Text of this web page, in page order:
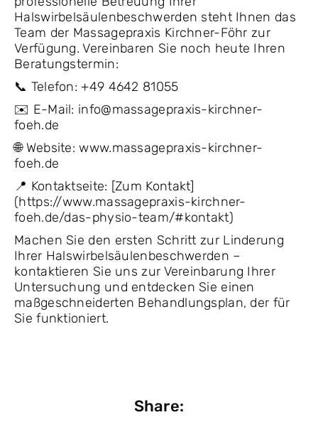
Halswirbelsäulenbeschwerden steht Ihnen das
Team der Massagepraxis Kirchner-Föhr zur
Verfügung. Vereinbaren Sie noch heute Ihren
Beratungstermin:
📞 Telefon: +49 4642 81055
✉️ E-Mail: info@massagepraxis-kirchner-
foeh.de
🌐 Website: www.massagepraxis-kirchner-
foeh.de
📍 Kontaktseite: [Zum Kontakt]
(https://www.massagepraxis-kirchner-
foeh.de/das-physio-team/#kontakt)
Machen Sie den ersten Schritt zur Linderung
Ihrer Halswirbelsäulenbeschwerden –
kontaktieren Sie uns zur Vereinbarung Ihrer
Untersuchung und entdecken Sie einen
maßgeschneiderten Behandlungsplan, der für
Sie funktioniert.
Share: